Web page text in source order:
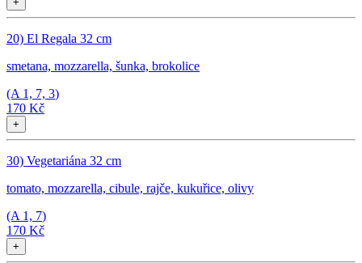
20) El Regala 32 cm
smetana, mozzarella, šunka, brokolice
(A 1, 7, 3)
170 Kč
+
30) Vegetariána 32 cm
tomato, mozzarella, cibule, rajče, kukuřice, olivy
(A 1, 7)
170 Kč
+